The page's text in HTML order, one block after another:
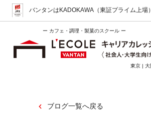
バンタンはKADOKAWA（東証プライム上場）
ー カフェ・調理・製菓のスクール ー
東京 | 大
ブログ一覧へ戻る